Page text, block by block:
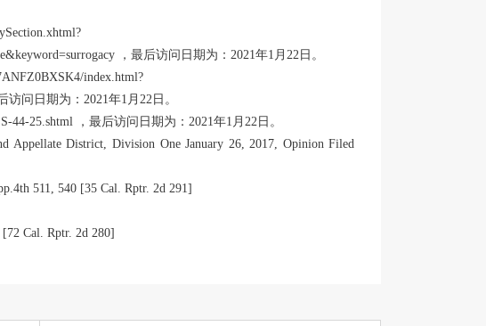
，最后访问日期为：2021年1月22日。
index.html?
访问日期为：2021年1月22日。
44-25.shtml
，最后访问日期为：2021年1月22日。
Appellate District, Division One January 26, 2017, Opinion Filed
511, 540 [35 Cal. Rptr. 2d 291]
Cal. Rptr. 2d 280]